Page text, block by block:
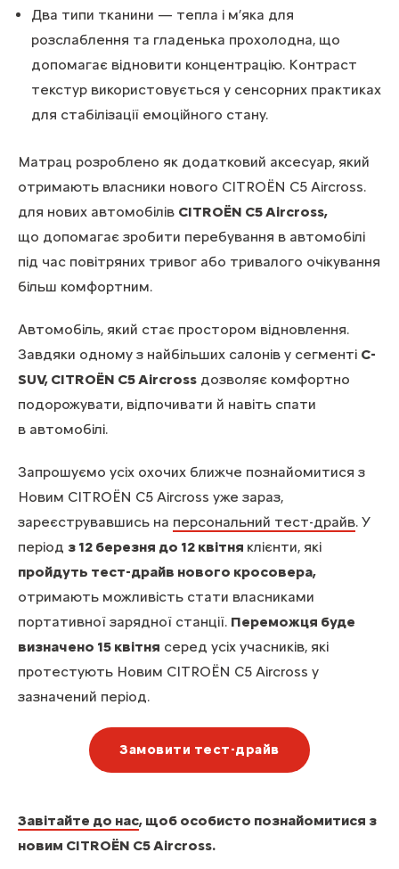
Два типи тканини — тепла і м’яка для
розслаблення та гладенька прохолодна, що
допомагає відновити концентрацію. Контраст
текстур використовується у сенсорних практиках
для стабілізації емоційного стану.
Матрац розроблено як додатковий аксесуар, який
отримають власники нового CITROËN C5 Aircross.
для нових автомобілів CITROËN C5 Aircross,
що допомагає зробити перебування в автомобілі
під час повітряних тривог або тривалого очікування
більш комфортним.
Автомобіль, який стає простором відновлення.
Завдяки одному з найбільших салонів у сегменті C-
SUV, CITROËN C5 Aircross дозволяє комфортно
подорожувати, відпочивати й навіть спати
в автомобілі.
Запрошуємо усіх охочих ближче познайомитися з
Новим CITROËN C5 Aircross уже зараз,
зареєструвавшись на персональний тест-драйв. У
період з 12 березня до 12 квітня клієнти, які
пройдуть тест-драйв нового кросовера,
отримають можливість стати власниками
портативної зарядної станції. Переможця буде
визначено 15 квітня серед усіх учасників, які
протестують Новим CITROËN C5 Aircross у
зазначений період.
Замовити тест-драйв
Завітайте до нас, щоб особисто познайомитися з
новим CITROЁN C5 Aircross.